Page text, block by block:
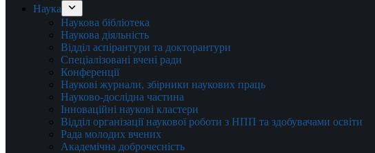
Наука
Наукова бібліотека
Наукова діяльність
Відділ аспірантури та докторантури
Спеціалізовані вчені ради
Конференції
Наукові журнали, збірники наукових праць
Науково-дослідна частина
Інноваційні наукові кластери
Відділ організації наукової роботи з НПП та здобувачами освіти
Рада молодих вчених
Академічна доброчесність